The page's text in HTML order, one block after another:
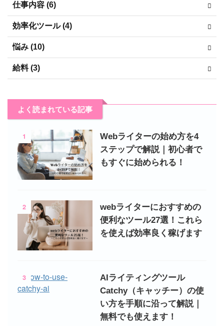
仕事内容 (6)
効率化ツール (4)
悩み (10)
給料 (3)
よく読まれている記事
1
Webライターの始め方を4
ステップで解説｜初心者で
もすぐに始められる！
2
webライターにおすすめの
便利なツール27選！これら
を使えば効率良く稼げます
3
AIライティングツール
Catchy（キャッチー）の使
い方を手順に沿って解説｜
無料でも使えます！